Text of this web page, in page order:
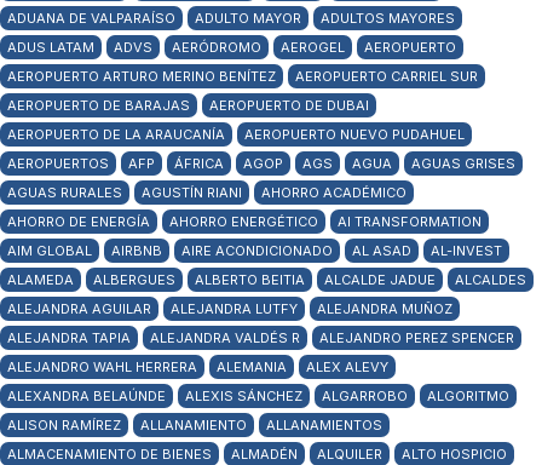
ADUANA DE VALPARAÍSO
ADULTO MAYOR
ADULTOS MAYORES
ADUS LATAM
ADVS AERÓDROMO AEROGEL
AEROPUERTO
AEROPUERTO ARTURO MERINO BENÍTEZ
AEROPUERTO CARRIEL SUR
AEROPUERTO DE BARAJAS
AEROPUERTO DE DUBAI
AEROPUERTO DE LA ARAUCANÍA
AEROPUERTO NUEVO PUDAHUEL
AEROPUERTOS
AFP ÁFRICA AGOP AGS AGUA
AGUAS GRISES
AGUAS RURALES
AGUSTÍN RIANI
AHORRO ACADÉMICO
AHORRO DE ENERGÍA
AHORRO ENERGÉTICO
AI TRANSFORMATION
AIM GLOBAL
AIRBNB AIRE ACONDICIONADO AL ASAD
AL-INVEST
ALAMEDA
ALBERGUES ALBERTO BEITIA ALCALDE JADUE
ALCALDES
ALEJANDRA AGUILAR
ALEJANDRA LUTFY
ALEJANDRA MUÑOZ
ALEJANDRA TAPIA
ALEJANDRA VALDÉS R
ALEJANDRO PEREZ SPENCER
ALEJANDRO WAHL HERRERA
ALEMANIA
ALEX ALEVY
ALEXANDRA BELAÚNDE
ALEXIS SÁNCHEZ ALGARROBO
ALGORITMO
ALISON RAMÍREZ
ALLANAMIENTO
ALLANAMIENTOS
ALMACENAMIENTO DE BIENES
ALMADÉN ALQUILER
ALTO HOSPICIO